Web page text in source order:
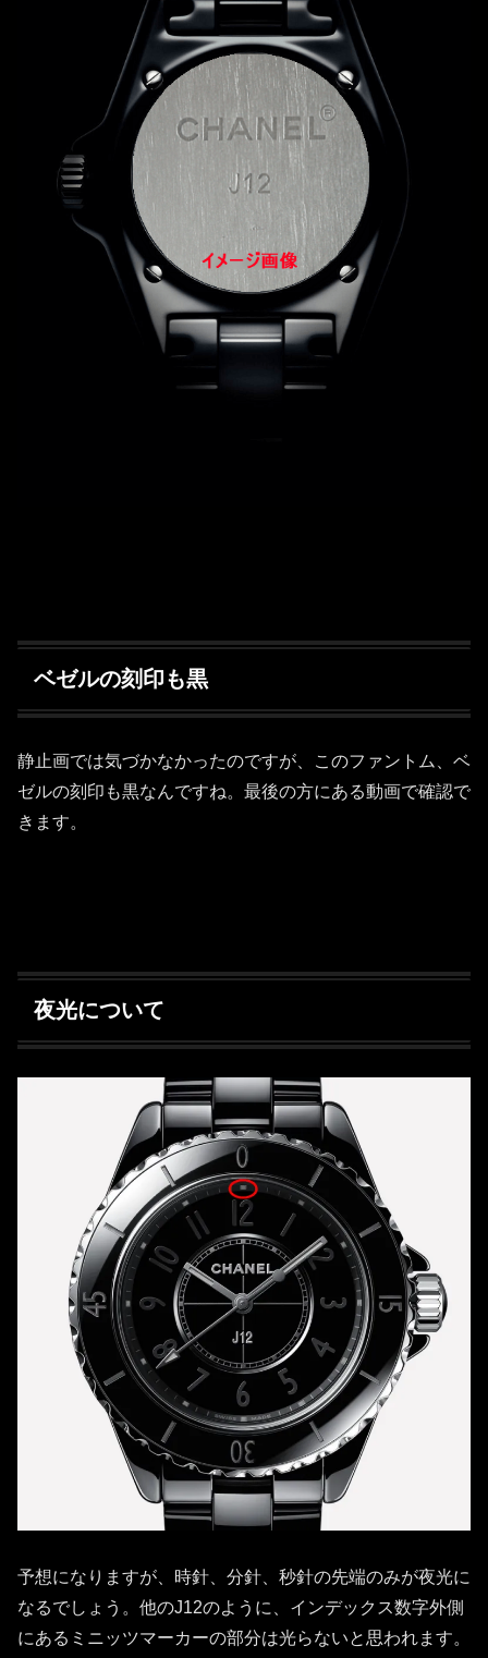
ベゼルの刻印も黒
静止画では気づかなかったのですが、このファントム、ベ
ゼルの刻印も黒なんですね。最後の方にある動画で確認で
きます。
夜光について
予想になりますが、時針、分針、秒針の先端のみが夜光に
なるでしょう。他のJ12のように、インデックス数字外側
にあるミニッツマーカーの部分は光らないと思われます。